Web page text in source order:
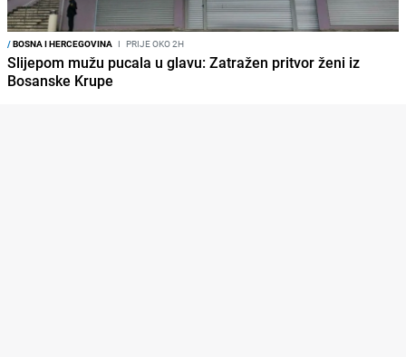
/BOSNA I HERCEGOVINA I PRIJE OKO 2H
Slijepom mužu pucala u glavu: Zatražen pritvor ženi iz
Bosanske Krupe